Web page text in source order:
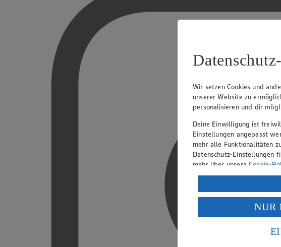
Wir setzen Cookies und
unserer Website zu
personalisieren und dir
Deine Einwilligung ist
Einstellungen angepasst
mehr alle Funktionalitäten
Datenschutz-Einstellungen
mehr über unsereCookie-
Verarbeitung deiner
Wenn du auf „Aktivieren“
ein, dass deine Daten in
einem nach europäischen
Risiko eines Zugriffs durch
NUR